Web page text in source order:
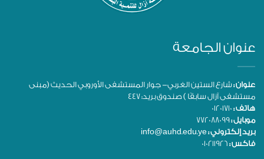
عنوان الجامعة
عنوان :شارع الستين الغربي- جوار المستشفى الأوروبي الحديث (مبنى
مستشفى آزال سابقًا ) صندوق بريد: 447
هاتف :
موبايل :
بريد إلكتروني :
فاكس :